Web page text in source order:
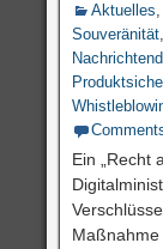
Aktuelles,
Souveränität,
Ein „Recht
Maßnahme